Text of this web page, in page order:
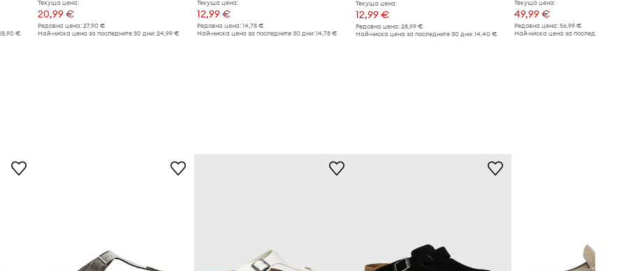
€
Текуща цена:
20,99 €
Редовна цена: 27,90 €
Най-ниска цена за последните 30 дни: 24,99 €
Текуща цена:
12,99 €
Редовна цена: 14,78 €
Най-ниска цена за последните 30 дни: 14,78 €
Текуща цена:
12,99 €
Редовна цена:28,99 €
Най-ниска цена за последните 30 дни:14,40 €
Текуща цена:
49,99 €
Редовна цена: 56,99 €
Най-ниска цена за последните 30